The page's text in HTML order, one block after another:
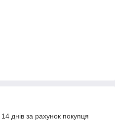
днів за рахунок покупця